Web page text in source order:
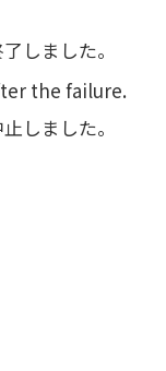
しました。
the failure.
しました。